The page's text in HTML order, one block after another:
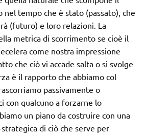
tempo che è stato (passato), che
(futuro) e loro relazioni. La
metrica di scorrimento se cioè il
come nostra impressione
che ciò vi accade salta o si svolge
è il rapporto che abbiamo col
passivamente o
con qualcuno a forzarne lo
un piano da costruire con una
di ciò che serve per